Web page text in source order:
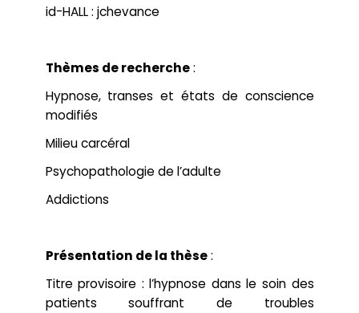
id-HALL : jchevance
Thèmes de recherche:
Hypnose, transes et états de conscience
modifiés
Milieu carcéral
Psychopathologie de l’adulte
Addictions
Présentation de la thèse:
Titre provisoire : l’hypnose dans le soin des
patients souffrant de troubles